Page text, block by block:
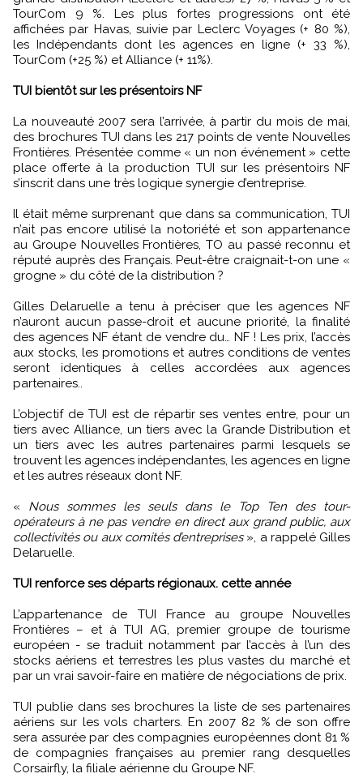
TourCom 9 %. Les plus fortes progressions ont été
affichées par Havas, suivie par Leclerc Voyages (+ 80 %),
les Indépendants dont les agences en ligne (+ 33 %),
TourCom (+25 %) et Alliance (+ 11%).
TUI bientôt sur les présentoirs NF
La nouveauté 2007 sera l’arrivée, à partir du mois de mai,
des brochures TUI dans les 217 points de vente Nouvelles
Frontières. Présentée comme « un non événement » cette
place offerte à la production TUI sur les présentoirs NF
s’inscrit dans une très logique synergie d’entreprise.
Il était même surprenant que dans sa communication, TUI
n’ait pas encore utilisé la notoriété et son appartenance
au Groupe Nouvelles Frontières, TO au passé reconnu et
réputé auprès des Français. Peut-être craignait-t-on une «
grogne » du côté de la distribution ?
Gilles Delaruelle a tenu à préciser que les agences NF
n’auront aucun passe-droit et aucune priorité, la finalité
des agences NF étant de vendre du… NF ! Les prix, l’accès
aux stocks, les promotions et autres conditions de ventes
seront identiques à celles accordées aux agences
partenaires..
L’objectif de TUI est de répartir ses ventes entre, pour un
tiers avec Alliance, un tiers avec la Grande Distribution et
un tiers avec les autres partenaires parmi lesquels se
trouvent les agences indépendantes, les agences en ligne
et les autres réseaux dont NF.
« Nous sommes les seuls dans le Top Ten des tour-
opérateurs à ne pas vendre en direct aux grand public, aux
collectivités ou aux comités d’entreprises », a rappelé Gilles
Delaruelle.
TUI renforce ses départs régionaux. cette année
L’appartenance de TUI France au groupe Nouvelles
Frontières – et à TUI AG, premier groupe de tourisme
européen - se traduit notamment par l’accès à l’un des
stocks aériens et terrestres les plus vastes du marché et
par un vrai savoir-faire en matière de négociations de prix.
TUI publie dans ses brochures la liste de ses partenaires
aériens sur les vols charters. En 2007 82 % de son offre
sera assurée par des compagnies européennes dont 81 %
de compagnies françaises au premier rang desquelles
Corsairfly, la filiale aérienne du Groupe NF.